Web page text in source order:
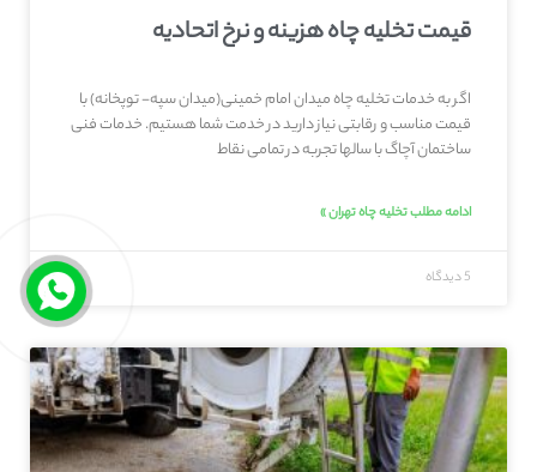
قیمت تخلیه چاه هزینه و نرخ اتحادیه
اگر به خدمات تخلیه چاه میدان امام خمینی(میدان سپه- توپخانه) با
قیمت مناسب و رقابتی نیاز دارید در خدمت شما هستیم. خدمات فنی
ساختمان آچاگ با سالها تجربه در تمامی نقاط
ادامه مطلب تخلیه چاه تهران »
5 دیدگاه